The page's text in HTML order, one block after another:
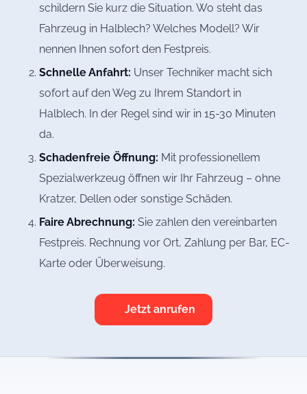
schildern Sie kurz die Situation. Wo steht das
Fahrzeug in Halblech? Welches Modell? Wir
nennen Ihnen sofort den Festpreis.
Schnelle Anfahrt: Unser Techniker macht sich
sofort auf den Weg zu Ihrem Standort in
Halblech. In der Regel sind wir in 15-30 Minuten
da.
Schadenfreie Öffnung: Mit professionellem
Spezialwerkzeug öffnen wir Ihr Fahrzeug – ohne
Kratzer, Dellen oder sonstige Schäden.
Faire Abrechnung: Sie zahlen den vereinbarten
Festpreis. Rechnung vor Ort, Zahlung per Bar, EC-
Karte oder Überweisung.
Jetzt anrufen